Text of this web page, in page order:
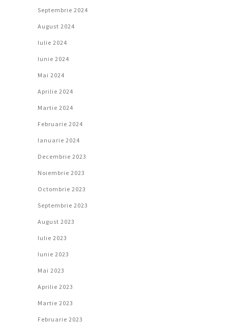
Septembrie 2024
August 2024
Iulie 2024
Iunie 2024
Mai 2024
Aprilie 2024
Martie 2024
Februarie 2024
Ianuarie 2024
Decembrie 2023
Noiembrie 2023
Octombrie 2023
Septembrie 2023
August 2023
Iulie 2023
Iunie 2023
Mai 2023
Aprilie 2023
Martie 2023
Februarie 2023